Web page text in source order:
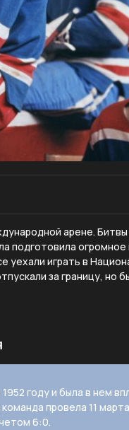
арене.
подготовила
уехали играть в
за границу, но
году и была в нем
провела 11
6:0.